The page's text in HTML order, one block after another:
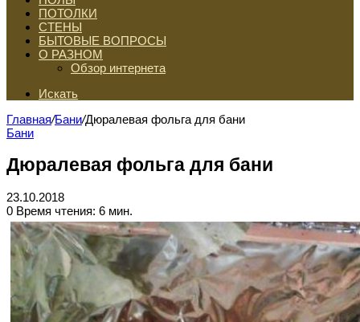
ПОТОЛКИ
СТЕНЫ
БЫТОВЫЕ ВОПРОСЫ
О РАЗНОМ
Обзор интернета
Искать
Главная/Бани/Дюралевая фольга для бани
Бани
Дюралевая фольга для бани
23.10.2018
0 Время чтения: 6 мин.